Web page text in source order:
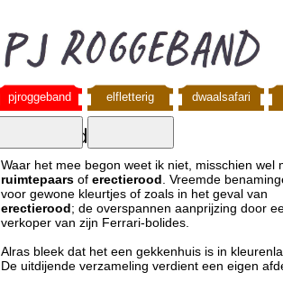
pjroggeband elfletterig dwaalsafari
kleurendoof!
Waar het mee begon weet ik niet, misschien wel
ruimtepaars of erectierood . Vreemde
voor gewone kleurtjes of zoals in het geval van
erectierood; de overspannen aanprijzing door
verkoper van zijn Ferrari-bolides.
Alras bleek dat het een gekkenhuis is in
De uitdijende verzameling verdient een eigen